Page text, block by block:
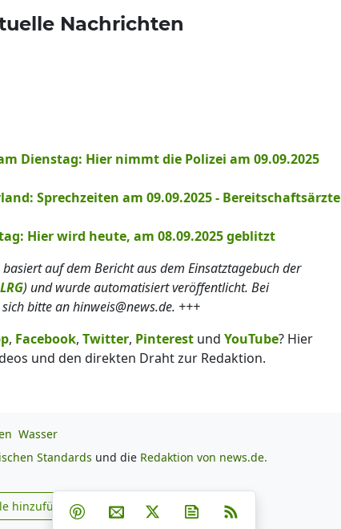
Nachrichten
Dienstag: Hier nimmt die Polizei am 09.09.2025
Sprechzeiten am 09.09.2025 - Bereitschaftsärzte
Hier wird heute, am 08.09.2025 geblitzt
auf dem Bericht aus dem Einsatztagebuch der
) und wurde automatisiert veröffentlicht. Bei
bitte an hinweis@news.de. +++
, Facebook, Twitter, Pinterest und YouTube? Hier
und den direkten Draht zur Redaktion.
Wasser
Standards und die Redaktion von news.de.
zu Google hinzufügen
hinzufügen Teilen auf Facebook
Teilen auf Whatsapp
Teilen auf Telegram
Teilen auf Pinterest
Per E-Mail teilen
Post auf XNewsletter abonnieren